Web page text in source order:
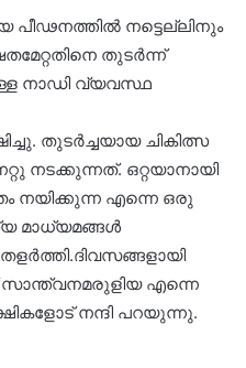
പീഢനത്തിൽ നട്ടെല്ലിനും
തുടർന്ന്
നാഡി വ്യവസ്ഥ
തുടർച്ചയായ ചികിത്സ
നടക്കുന്നത്. ഒറ്റയാനായി
നയിക്കുന്ന എന്നെ ഒരു
മാധ്യമങ്ങൾ
തളർത്തി.ദിവസങ്ങളായി
സാന്ത്വനമരുളിയ എന്നെ
നന്ദി പറയുന്നു.